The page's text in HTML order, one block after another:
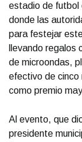
estadio de futbol
donde las
para festejar
llevando
de microondas,
efectivo de cinco
como premio
Al evento, que
presidente